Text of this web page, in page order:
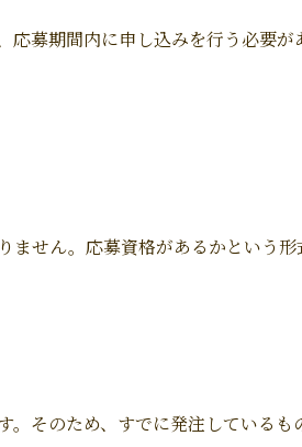
募期間内に申し込みを行う必要
せん。応募資格があるかという形
そのため、すでに発注している